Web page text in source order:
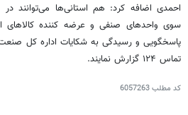
احمدی اضافه کرد: هم استانی‌ها می‌توانند
سوی واحدهای صنفی و عرضه کننده کالاهای
پاسخگویی و رسیدگی به شکایات اداره کل
تماس ۱۲۴ گزارش نمایند.
کد مطلب6057263